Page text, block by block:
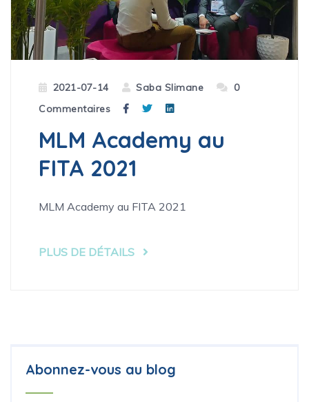
2021-07-14 Saba Slimane
0
Commentaires
MLM Academy au
FITA 2021
MLM Academy au FITA 2021
PLUS DE DÉTAILS
Abonnez-vous au blog